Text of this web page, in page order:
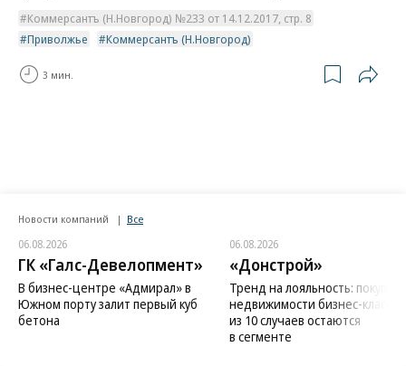
Коммерсантъ (Н.Новгород) №233 от 14.12.2017, стр. 8
Приволжье
Коммерсантъ (Н.Новгород)
3 мин.
Новости компаний Все
06.08.2026
ГК «Галс-Девелопмент»
В бизнес-центре «Адмирал» в
Южном порту залит первый куб
бетона
06.08.2026
«Донстрой»
Тренд на лояльность:
недвижимости бизнес-класса
из 10 случаев остаются
в сегменте